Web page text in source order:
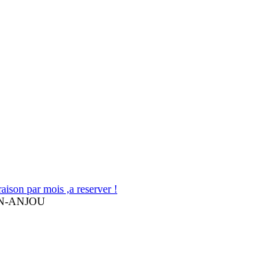
par mois ,a reserver !
ANJOU